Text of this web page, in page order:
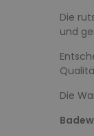
Die
und
Die